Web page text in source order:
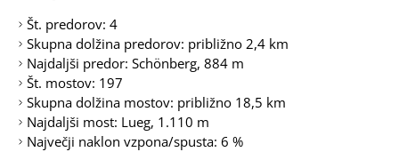
Št. predorov: 4
Skupna dolžina predorov: približno 2,4 km
Najdaljši predor: Schönberg, 884 m
Št. mostov: 197
Skupna dolžina mostov: približno 18,5 km
Najdaljši most: Lueg, 1.110 m
Največji naklon vzpona/spusta: 6 %